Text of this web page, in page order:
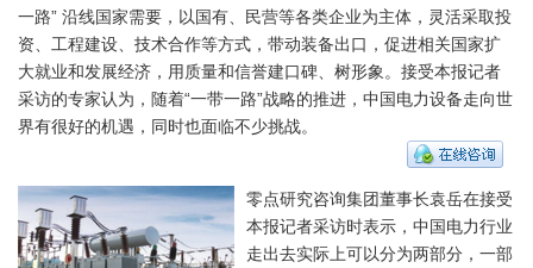
一路” 沿线国家需要，以国有、民营等各类企业为主体，灵活采取投
资、工程建设、技术合作等方式，带动装备出口，促进相关国家扩
大就业和发展经济，用质量和信誉建口碑、树形象。接受本报记者
采访的专家认为，随着“一带一路”战略的推进，中国电力设备走向世
界有很好的机遇，同时也面临不少挑战。
零点研究咨询集团董事长袁岳在接受
本报记者采访时表示，中国电力行业
走出去实际上可以分为两部分，一部